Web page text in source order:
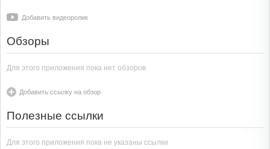
Добавить видеоролик
Обзоры
Для этого приложения пока нет обзоров
Добавить ссылку на обзор
Полезные ссылки
Для этого приложения пока не указаны ссылки